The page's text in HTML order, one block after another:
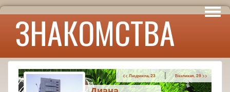
ЗНАКОМСТВА
Интересы
Юмор
<< Людмила, 23 | Безликая, 29 >>